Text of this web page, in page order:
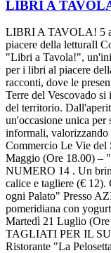
LIBRI A
LIBRI A TAVOLA! 5
piacere della letturaIl
"Libri a Tavola!",
per i libri al piacere
racconti, dove le
Terre del Vescovado si
del territorio.
un'occasione unica
informali,
Commercio Le Vie del
Maggio (Ore 18.00) –
NUMERO 14 . Un
calice e tagliere (€
ogni Palato" Presso
pomeridiana con
Martedì 21 Luglio
TAGLIATI PER IL
Ristorante "La